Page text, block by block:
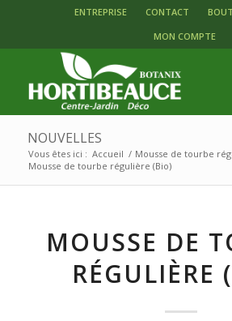
ENTREPRISE CONTACT
MON COMPTE
NOUVELLES
Vous êtes ici : Accueil / Mousse de tourbe
Mousse de tourbe régulière (Bio)
MOUSSE DE
RÉGULIÈRE